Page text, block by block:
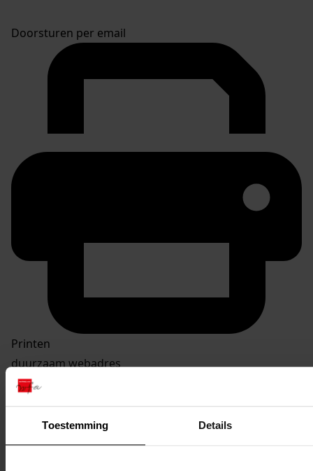
Toestemming Details
Doorsturen per email
Printen
duurzaam webadres
Inventaris